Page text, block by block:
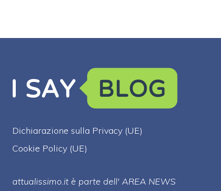
Dichiarazione sulla Privacy (UE)
Cookie Policy (UE)
attualissimo.it è parte dell' AREA NEWS